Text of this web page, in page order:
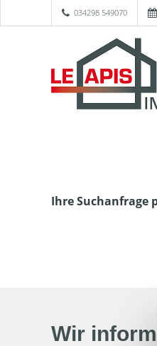
034298 549070
Ihre Suchanfrage
Wir